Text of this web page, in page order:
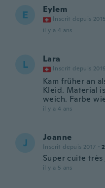
E Eylem
Inscrit depuis 2015
il y a 4 ans
L Lara
Inscrit depuis 2019
Kam früher an
Kleid. Material
weich. Farbe
il y a 4 ans
J Joanne
Inscrit depuis 2017 ·
Super cuite très
il y a 5 ans